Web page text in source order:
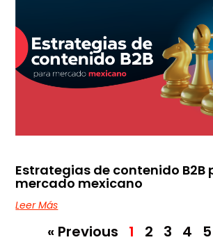
Estrategias de contenido B2B
mercado mexicano
Leer Más
« Previous 1 2 3 4 5